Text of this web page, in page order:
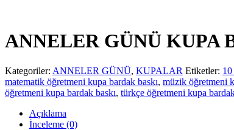
ANNELER GÜNÜ KUPA
Kategoriler: ANNELER GÜNÜ, KUPALAR Etiketler: 10
matematik öğretmeni kupa bardak baskı, müzik öğretmeni
öğretmeni kupa bardak baskı, türkçe öğretmeni kupa
Açıklama
İnceleme (0)